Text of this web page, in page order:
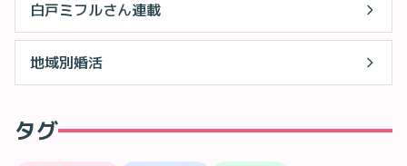
白戸ミフルさん連載
地域別婚活
タグ